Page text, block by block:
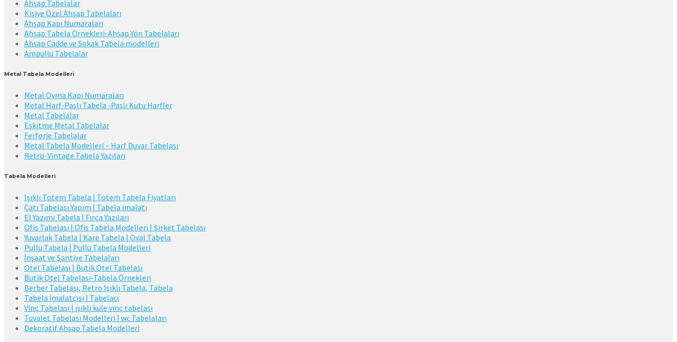
Ahşap Tabelalar
Kişiye Özel Ahşap Tabelaları
Ahşap Kapı Numaraları
Ahşap Tabela Örnekleri-Ahşap Yön Tabelaları
Ahşap Cadde ve Sokak Tabela modelleri
Ampüllü Tabelalar
Metal Tabela Modelleri
Metal Oyma Kapı Numaraları
Metal Harf-Paslı Tabela -Paslı Kutu Harfler
Metal Tabelalar
Eskitme Metal Tabelalar
Ferforje Tabelalar
Metal Tabela Modelleri – Harf Duvar Tabelası
Retro-Vintage Tabela Yazıları
Tabela Modelleri
Işıklı Totem Tabela | Totem Tabela Fiyatları
Çatı Tabelası Yapım | Tabela imalatı
El Yazımı Tabela | Fırça Yazıları
Ofis Tabelası | Ofis Tabela Modelleri | Şirket Tabelası
Yuvarlak Tabela | Kare Tabela | Oval Tabela
Pullu Tabela | Pullu Tabela Modelleri
İnşaat ve Şantiye Tabelaları
Otel Tabelası | Butik Otel Tabelası
Butik Otel Tabelası-Tabela Örnekleri
Berber Tabelası, Retro Işıklı Tabela, Tabela
Tabela İmalatçısı | Tabelacı
Vinç Tabelası | ışıklı kule vinç tabelası
Tuvalet Tabelası Modelleri | wc Tabelaları
Dekoratif Ahşap Tabela Modelleri